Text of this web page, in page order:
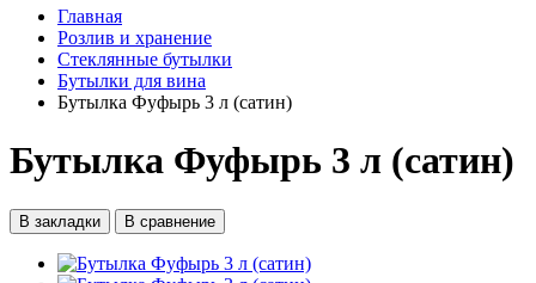
Главная
Розлив и хранение
Стеклянные бутылки
Бутылки для вина
Бутылка Фуфырь 3 л (сатин)
Бутылка Фуфырь 3 л (сатин)
В закладки В сравнение